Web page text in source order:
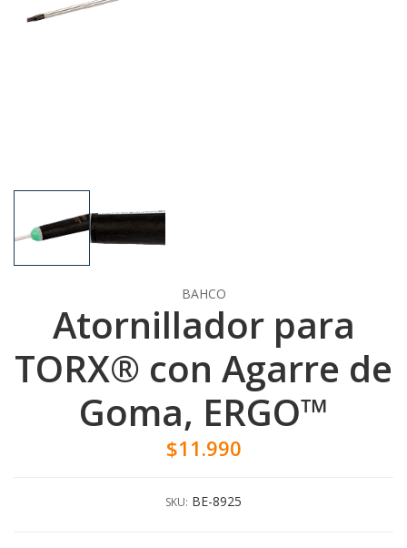
BAHCO
Atornillador para
TORX® con Agarre de
Goma, ERGO™
$11.990
SKU: BE-8925